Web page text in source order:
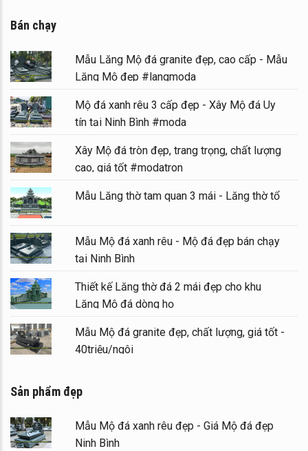
Bán chạy
Mẫu Lăng Mộ đá granite đẹp, cao cấp - Mẫu
Lăng Mộ đẹp #langmoda
Mộ đá xanh rêu 3 cấp đẹp - Xây Mộ đá Uy
tín tại Ninh Bình #moda
Xây Mộ đá tròn đẹp, trang trọng, chất lượng
cao, giá tốt #modatron
Mẫu Lăng thờ tam quan 3 mái - Lăng thờ tổ
Mẫu Mộ đá xanh rêu - Mộ đá đẹp bán chạy
tại Ninh Bình
Thiết kế Lăng thờ đá 2 mái đẹp cho khu
Lăng Mộ đá dòng họ
Mẫu Mộ đá granite đẹp, chất lượng, giá tốt -
40triệu/ngôi
Sản phẩm đẹp
Mẫu Mộ đá xanh rêu đẹp - Giá Mộ đá đẹp
Ninh Bình